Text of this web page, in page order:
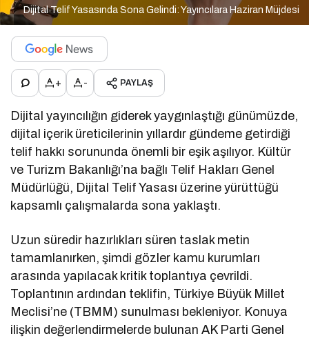
Dijital Telif Yasasında Sona Gelindi: Yayıncılara Haziran Müjdesi
+ - PAYLAŞ
Dijital yayıncılığın giderek yaygınlaştığı günümüzde,
dijital içerik üreticilerinin yıllardır gündeme getirdiği
telif hakkı sorununda önemli bir eşik aşılıyor. Kültür
ve Turizm Bakanlığı’na bağlı Telif Hakları Genel
Müdürlüğü, Dijital Telif Yasası üzerine yürüttüğü
kapsamlı çalışmalarda sona yaklaştı.
Uzun süredir hazırlıkları süren taslak metin
tamamlanırken, şimdi gözler kamu kurumları
arasında yapılacak kritik toplantıya çevrildi.
Toplantının ardından teklifin, Türkiye Büyük Millet
Meclisi’ne (TBMM) sunulması bekleniyor. Konuya
ilişkin değerlendirmelerde bulunan AK Parti Genel